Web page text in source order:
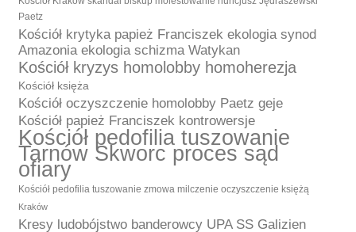
Paetz
Kościół krytyka papież Franciszek ekologia synod
Amazonia ekologia schizma Watykan
Kościół kryzys homolobby homoherezja
Kościół księża
Kościół oczyszczenie homolobby Paetz geje
Kościół papież Franciszek kontrowersje
Kościół pedofilia tuszowanie
Tarnów Skworc proces sąd
ofiary
Kościół pedofilia tuszowanie zmowa milczenie oczyszczenie księżą
Kraków
Kresy ludobójstwo banderowcy UPA SS Galizien